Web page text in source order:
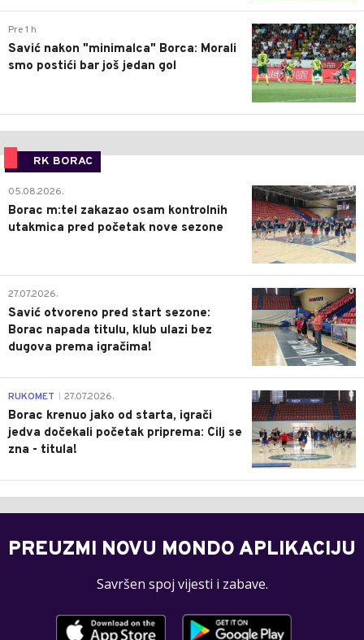
0
Pre 1 h
Savić nakon "minimalca" Borca: Morali
smo postići bar još jedan gol
RK BORAC
0
05.08.2026.
Borac m:tel zakazao osam kontrolnih
utakmica pred početak nove sezone
0
27.07.2026.
Savić otvoreno pred start sezone:
Borac napada titulu, klub ulazi bez
dugova prema igračima!
0
RUKOMET 27.07.2026.
Borac krenuo jako od starta, igrači
jedva dočekali početak priprema: Cilj se
zna - titula!
PREUZMI NOVU MONDO APLIKACIJU
Savršen spoj vijesti i zabave.